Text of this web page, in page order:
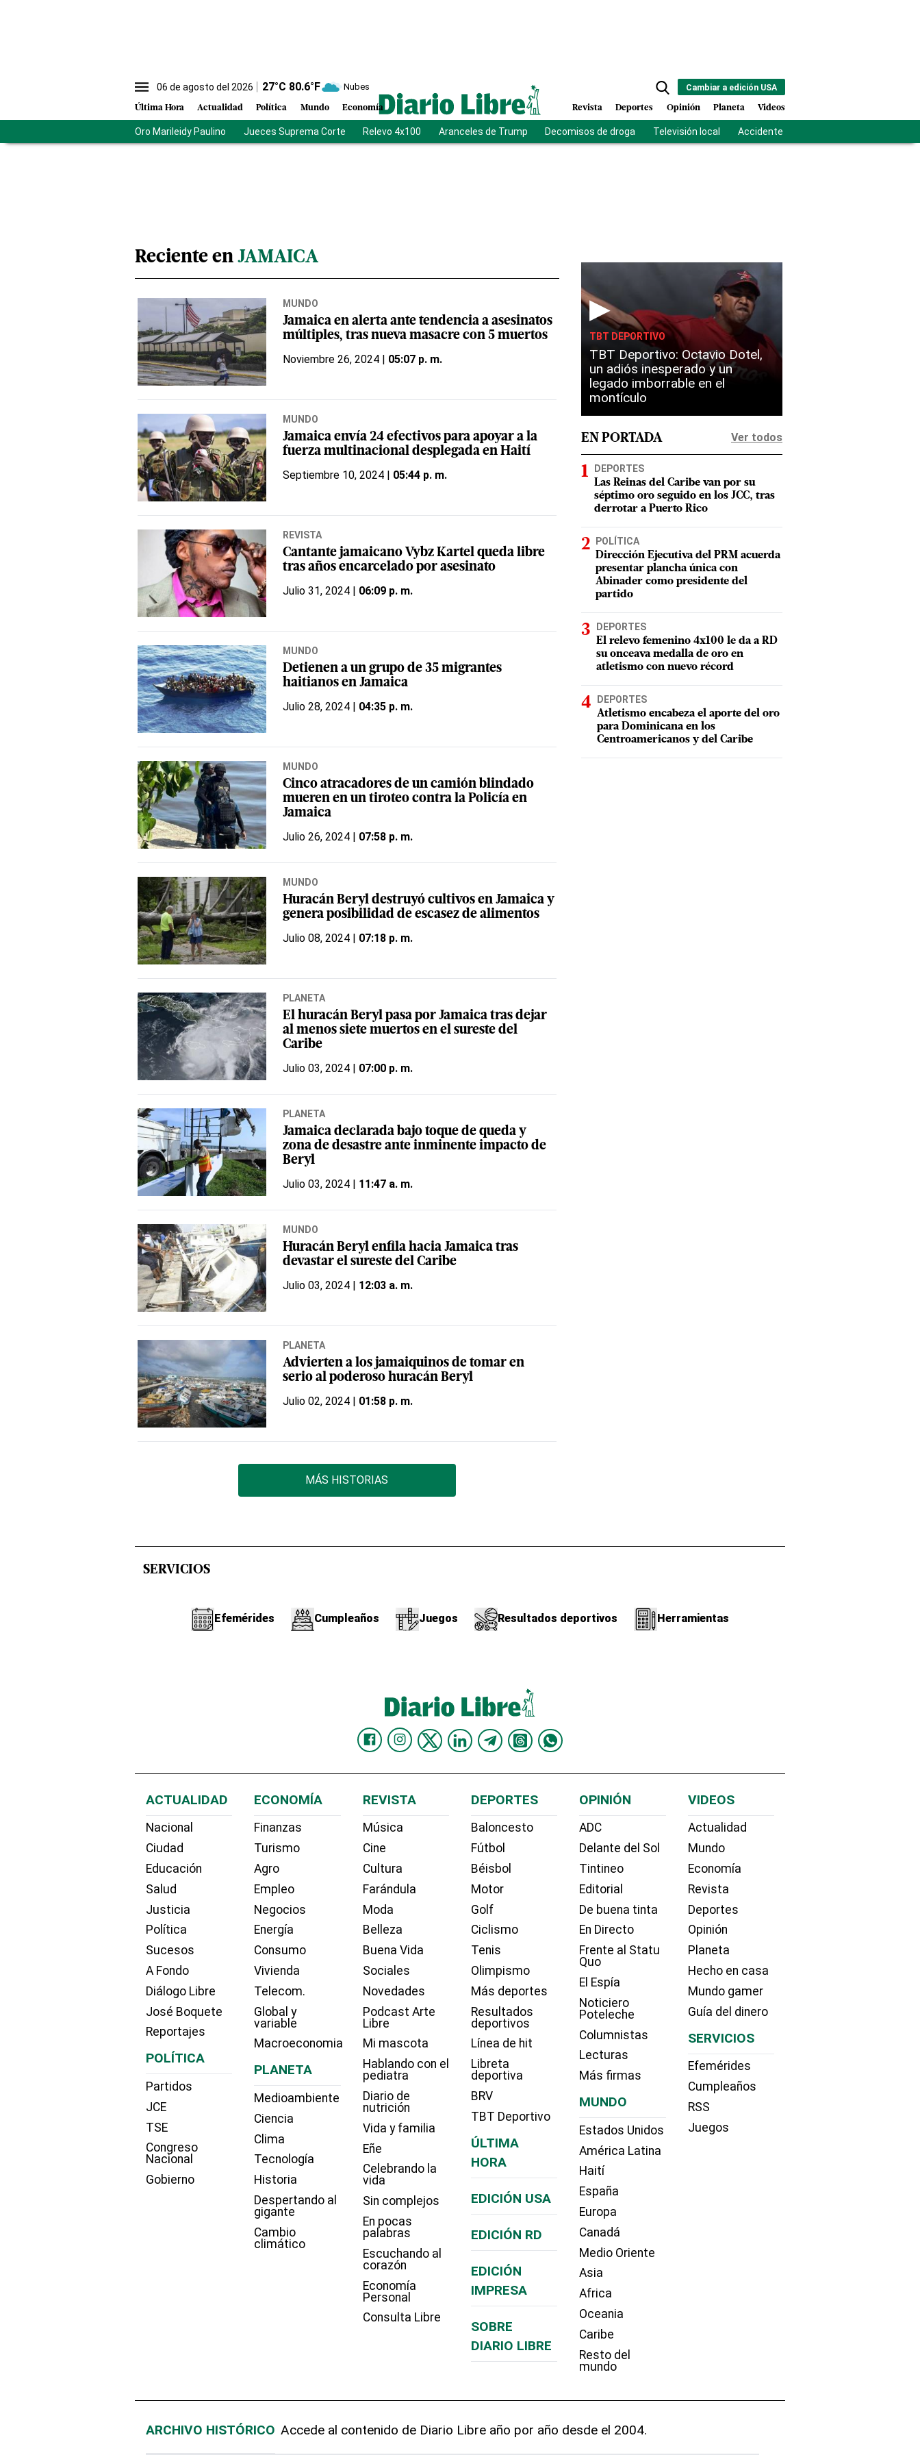
06 de agosto del 2026 27°C 80.6°F Nubes
Última Hora Actualidad Política Mundo Economía
Cambiar a edición USA
Revista Deportes Opinión Planeta Videos
Oro Marileidy Paulino Jueces Suprema Corte Relevo 4x100 Aranceles de Trump Decomisos de droga Televisión local Accidente Los Ríos
Reciente en JAMAICA
MUNDO
Jamaica en alerta ante tendencia a asesinatos
múltiples, tras nueva masacre con 5 muertos
Noviembre 26, 2024 | 05:07 p. m.
MUNDO
Jamaica envía 24 efectivos para apoyar a la
fuerza multinacional desplegada en Haití
Septiembre 10, 2024 | 05:44 p. m.
REVISTA
Cantante jamaicano Vybz Kartel queda libre
tras años encarcelado por asesinato
Julio 31, 2024 | 06:09 p. m.
MUNDO
Detienen a un grupo de 35 migrantes
haitianos en Jamaica
Julio 28, 2024 | 04:35 p. m.
MUNDO
Cinco atracadores de un camión blindado
mueren en un tiroteo contra la Policía en
Jamaica
Julio 26, 2024 | 07:58 p. m.
MUNDO
Huracán Beryl destruyó cultivos en Jamaica y
genera posibilidad de escasez de alimentos
Julio 08, 2024 | 07:18 p. m.
PLANETA
El huracán Beryl pasa por Jamaica tras dejar
al menos siete muertos en el sureste del
Caribe
Julio 03, 2024 | 07:00 p. m.
PLANETA
Jamaica declarada bajo toque de queda y
zona de desastre ante inminente impacto de
Beryl
Julio 03, 2024 | 11:47 a. m.
MUNDO
Huracán Beryl enfila hacia Jamaica tras
devastar el sureste del Caribe
Julio 03, 2024 | 12:03 a. m.
PLANETA
Advierten a los jamaiquinos de tomar en
serio al poderoso huracán Beryl
Julio 02, 2024 | 01:58 p. m.
MÁS HISTORIAS
▶
TBT DEPORTIVO
TBT Deportivo: Octavio Dotel,
un adiós inesperado y un
legado imborrable en el
montículo
EN PORTADA Ver todos
DEPORTES
Las Reinas del Caribe van por su
séptimo oro seguido en los JCC, tras
derrotar a Puerto Rico
POLÍTICA
Dirección Ejecutiva del PRM acuerda
presentar plancha única con
Abinader como presidente del
partido
DEPORTES
El relevo femenino 4x100 le da a RD
su onceava medalla de oro en
atletismo con nuevo récord
DEPORTES
Atletismo encabeza el aporte del oro
para Dominicana en los
Centroamericanos y del Caribe
SERVICIOS
Efemérides Cumpleaños Juegos Resultados deportivos Herramientas
ACTUALIDAD
Nacional
Ciudad
Educación
Salud
Justicia
Política
Sucesos
A Fondo
Diálogo Libre
José Boquete
Reportajes
POLÍTICA
Partidos
JCE
TSE
Congreso
Nacional
Gobierno
ECONOMÍA
Finanzas
Turismo
Agro
Empleo
Negocios
Energía
Consumo
Vivienda
Telecom.
Global y
variable
Macroeconomia
PLANETA
Medioambiente
Ciencia
Clima
Tecnología
Historia
Despertando al
gigante
Cambio
climático
REVISTA
Música
Cine
Cultura
Farándula
Moda
Belleza
Buena Vida
Sociales
Novedades
Podcast Arte
Libre
Mi mascota
Hablando con el
pediatra
Diario de
nutrición
Vida y familia
Eñe
Celebrando la
vida
Sin complejos
En pocas
palabras
Escuchando al
corazón
Economía
Personal
Consulta Libre
DEPORTES
Baloncesto
Fútbol
Béisbol
Motor
Golf
Ciclismo
Tenis
Olimpismo
Más deportes
Resultados
deportivos
Línea de hit
Libreta
deportiva
BRV
TBT Deportivo
ÚLTIMA
HORA
EDICIÓN USA
EDICIÓN RD
EDICIÓN
IMPRESA
SOBRE
DIARIO LIBRE
OPINIÓN
ADC
Delante del Sol
Tintineo
Editorial
De buena tinta
En Directo
Frente al Statu
Quo
El Espía
Noticiero
Poteleche
Columnistas
Lecturas
Más firmas
MUNDO
Estados Unidos
América Latina
Haití
España
Europa
Canadá
Medio Oriente
Asia
Africa
Oceania
Caribe
Resto del
mundo
VIDEOS
Actualidad
Mundo
Economía
Revista
Deportes
Opinión
Planeta
Hecho en casa
Mundo gamer
Guía del dinero
SERVICIOS
Efemérides
Cumpleaños
RSS
Juegos
ARCHIVO HISTÓRICO Accede al contenido de Diario Libre año por año desde el 2004.